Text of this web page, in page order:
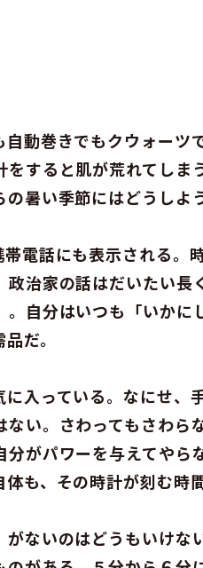
動巻きでもクウォー
すると肌が荒れてし
暑い季節にはどうしよ
電話にも表示される
治家の話はだいたい
自分はいつも「いか
だ。
入っている。なにせ
い。さわってもさわ
がパワーを与えてや
も、その時計が刻む時
ないのはどうもいけ